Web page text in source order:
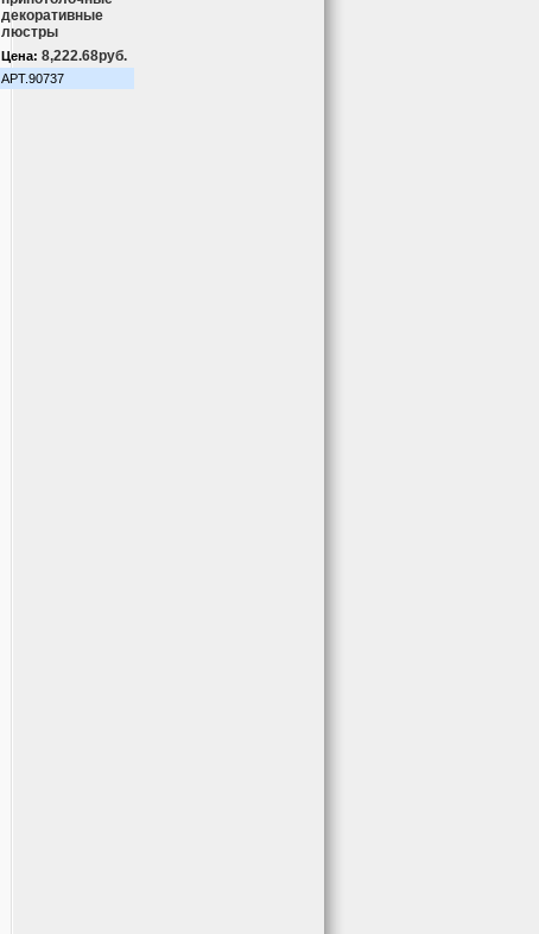
декоративные
люстры
Цена: 8,222.68руб.
АРТ.90737